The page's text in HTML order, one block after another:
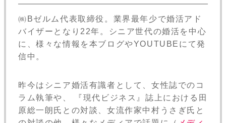
㈱Bゼルム代表取締役。業界最年少で婚活アド
バイザーとなり22年。シニア世代の婚活を中心
に、様々な情報を本ブログやYOUTUBEにて発
信中。
昨今はシニア婚活有識者として、女性誌でのコ
ラム執筆や、 『現代ビジネス』誌上における田
原総一朗氏との対談、女流作家中村うさぎ氏と